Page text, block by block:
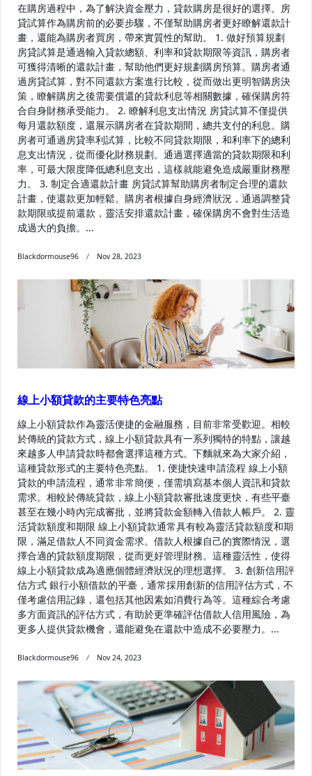
在購房過程中，為了解決資金壓力，貸款購房是很好的選擇。房
貸試算作為購房前的必要步驟，不僅幫助購房者更好瞭解還款計
畫，還能為購房者買房，帶來實質性的幫助。 1. 做好預算規劃
房貸試算是通過輸入貸款總額、利率和貸款期限等資訊，購房者
可獲得清晰的還款計畫，幫助他們更好規劃購房預算。購房者通
過房貸試算，對不同還款方案進行比較，從而做出更明智購房決
策，瞭解購房之後需要償還的貸款利息等相關數據，確保購房符
合自身財務承受能力。 2. 瞭解利息支出情況 房貸試算不僅提供
每月還款額度，還展示購房者在貸款期間，總共支付的利息。購
房者可通過房貸率利試算，比較不同貸款期限，和利率下的總利
息支出情況，從而優化財務規劃。通過選擇適當的貸款期限和利
率，可最大限度降低總利息支出，這樣就能避免造成嚴重財務壓
力。 3. 制定合適還款計畫 房貸試算幫助購房者制定合理的還款
計畫，使還款更加輕鬆。購房者根據自身經濟狀況，通過調整貸
款期限或提前還款，靈活安排還款計畫，確保購房不會對生活造
成過大的負擔。...
Blackdormouse96 Nov 28, 2023
線上小額貸款的主要特色亮點
線上小額貸款作為靈活便捷的金融服務，目前非常受歡迎。相較
於傳統的貸款方式，線上小額貸款具有一系列獨特的特點，讓越
來越多人申請貸款時都會選擇這種方式。下麵就來為大家介紹，
這種貸款形式的主要特色亮點。 1. 便捷快速申請流程 線上小額
貸款的申請流程，通常非常簡便，僅需填寫基本個人資訊和貸款
需求。相較於傳統貸款，線上小額貸款審批速度更快，有些平臺
甚至在幾小時內完成審批，並將貸款金額轉入借款人帳戶。 2. 靈
活貸款額度和期限 線上小額貸款通常具有較為靈活貸款額度和期
限，滿足借款人不同資金需求。借款人根據自己的實際情況，選
擇合適的貸款額度期限，從而更好管理財務。這種靈活性，使得
線上小額貸款成為適應個體經濟狀況的理想選擇。 3. 創新信用評
估方式 銀行小額借款的平臺，通常採用創新的信用評估方式，不
僅考慮信用記錄，還包括其他因素如消費行為等。這種綜合考慮
多方面資訊的評估方式，有助於更準確評估借款人信用風險，為
更多人提供貸款機會，還能避免在還款中造成不必要壓力。...
Blackdormouse96 Nov 24, 2023